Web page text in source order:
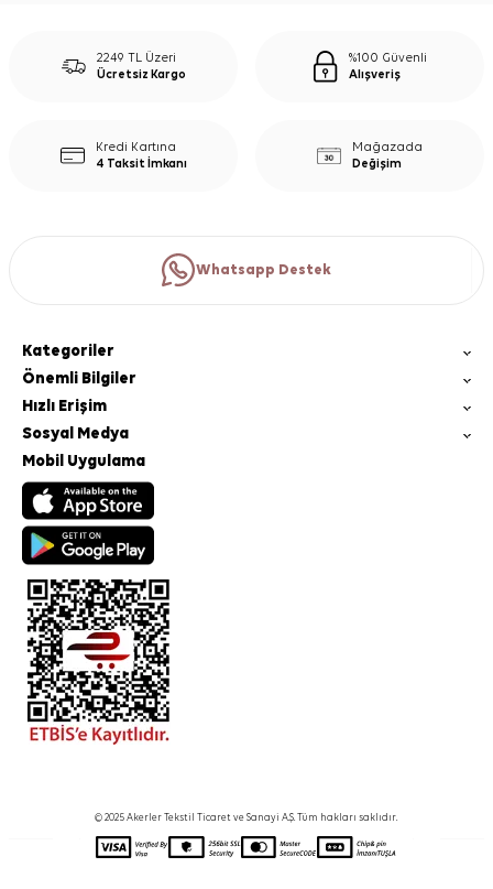
2249 TL Üzeri
Ücretsiz Kargo
%100 Güvenli
Alışveriş
Kredi Kartına
4 Taksit İmkanı
Mağazada
Değişim
Whatsapp Destek
Kategoriler
Önemli Bilgiler
Hızlı Erişim
Sosyal Medya
Mobil Uygulama
© 2025 Akerler Tekstil Ticaret ve Sanayi A.Ş. Tüm hakları saklıdır.